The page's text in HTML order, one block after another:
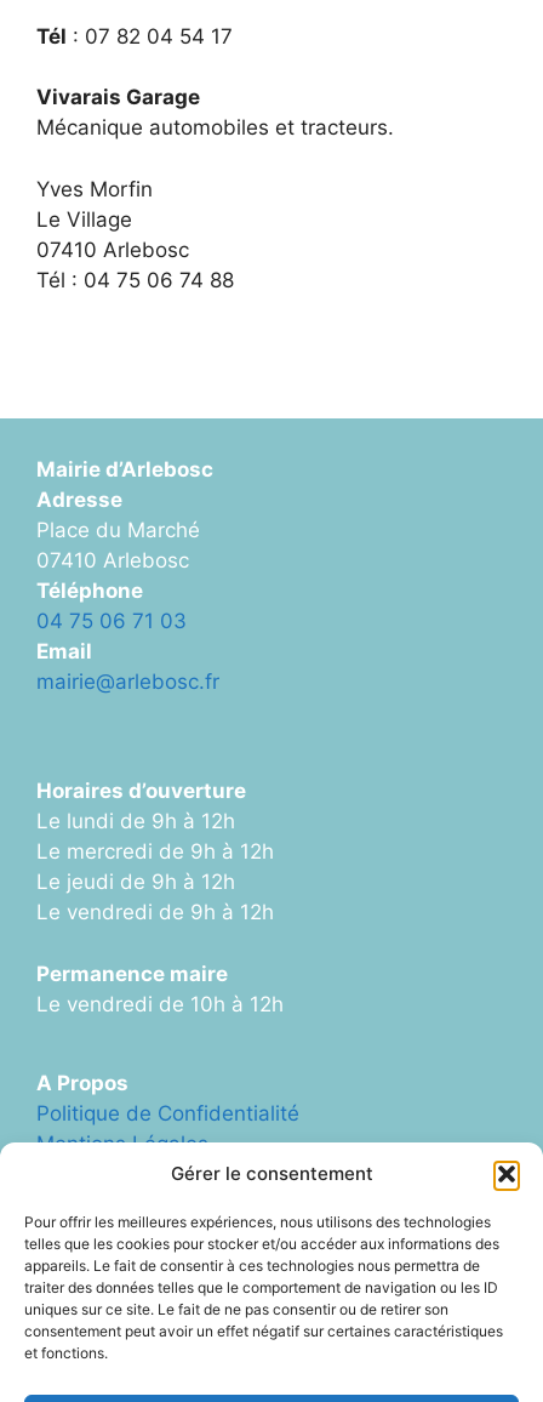
Gérer le consentement
Pour offrir les meilleures expériences, nous utilisons des technologies
telles que les cookies pour stocker et/ou accéder aux informations des
appareils. Le fait de consentir à ces technologies nous permettra de
traiter des données telles que le comportement de navigation ou les ID
uniques sur ce site. Le fait de ne pas consentir ou de retirer son
consentement peut avoir un effet négatif sur certaines caractéristiques
et fonctions.
Tél : 07 82 04 54 17
Vivarais Garage
Mécanique automobiles et tracteurs.
Yves Morfin
Le Village
07410 Arlebosc
Tél : 04 75 06 74 88
Mairie d’Arlebosc
Adresse
Place du Marché
07410 Arlebosc
Téléphone
04 75 06 71 03
Email
mairie@arlebosc.fr
Horaires d’ouverture
Le lundi de 9h à 12h
Le mercredi de 9h à 12h
Le jeudi de 9h à 12h
Le vendredi de 9h à 12h
Permanence maire
Le vendredi de 10h à 12h
A Propos
Politique de Confidentialité
Mentions Légales
Abonnement Newletter
Liens Divers
Archives (ancien site Blog)